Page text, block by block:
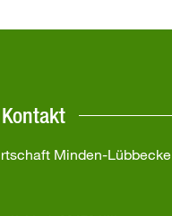
Kontakt
Minden-Lübbecke